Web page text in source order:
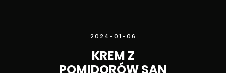
2024-01-06
KREM Z
POMIDORÓW SAN